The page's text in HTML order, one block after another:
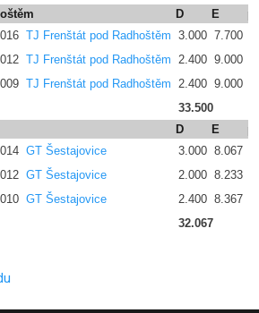
D E
TJ Frenštát pod Radhoštěm 3.000 7.700
TJ Frenštát pod Radhoštěm 2.400 9.000
TJ Frenštát pod Radhoštěm 2.400 9.000
33.500
D E
GT Šestajovice 3.000 8.067
GT Šestajovice 2.000 8.233
GT Šestajovice 2.400 8.367
32.067